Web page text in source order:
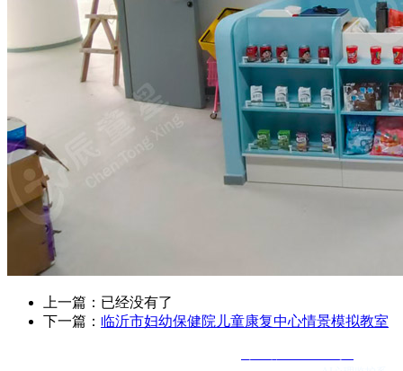
上一篇：已经没有了
下一篇： 临沂市妇幼保健院儿童康复中心情景模拟教室